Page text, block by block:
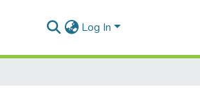
Log In